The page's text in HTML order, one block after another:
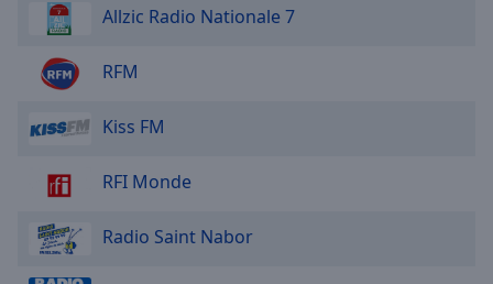
Allzic Radio Nationale 7
RFM
Kiss FM
RFI Monde
Radio Saint Nabor